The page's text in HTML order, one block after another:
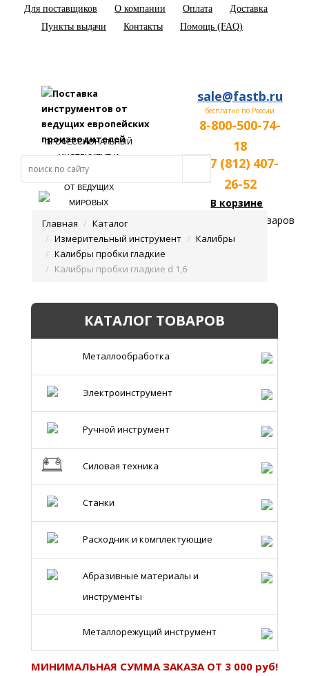
Для поставщиков О компании Оплата
Доставка
Пункты выдачи
Контакты Помощь (FAQ)
ПРОФЕССИОНАЛЬНЫЙ
ИНСТРУМЕНТ И
ОБОРУДОВАНИЕ
ОТ ВЕДУЩИХ
МИРОВЫХ
sale@fastb.ru
бесплатно по России
8-800-500-74-
18
+7 (812) 407-
26-52
В корзине
пока нет товаров
Главная
Каталог
Измерительный инструмент
Калибры
Калибры пробки гладкие
Калибры пробки гладкие d 1,6
КАТАЛОГ ТОВАРОВ
Металлообработка
Электроинструмент
Ручной инструмент
Силовая техника
Станки
Расходник и комплектующие
Абразивные материалы и
инструменты
Металлорежущий инструмент
МИНИМАЛЬНАЯ СУММА ЗАКАЗА ОТ 3 000 руб!